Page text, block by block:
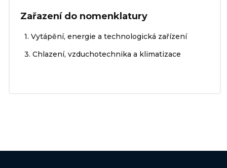
Zařazení do nomenklatury
1. Vytápění, energie a technologická zařízení
3. Chlazení, vzduchotechnika a klimatizace